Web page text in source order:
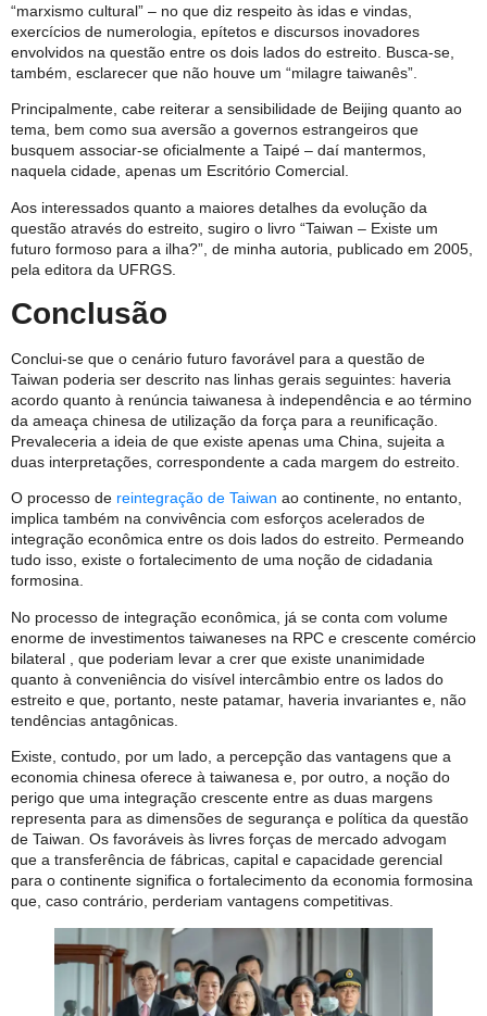
“marxismo cultural” – no que diz respeito às idas e vindas,
exercícios de numerologia, epítetos e discursos inovadores
envolvidos na questão entre os dois lados do estreito. Busca-se,
também, esclarecer que não houve um “milagre taiwanês”.
Principalmente, cabe reiterar a sensibilidade de Beijing quanto ao
tema, bem como sua aversão a governos estrangeiros que
busquem associar-se oficialmente a Taipé – daí mantermos,
naquela cidade, apenas um Escritório Comercial.
Aos interessados quanto a maiores detalhes da evolução da
questão através do estreito, sugiro o livro “Taiwan – Existe um
futuro formoso para a ilha?”, de minha autoria, publicado em 2005,
pela editora da UFRGS.
Conclusão
Conclui-se que o cenário futuro favorável para a questão de
Taiwan poderia ser descrito nas linhas gerais seguintes: haveria
acordo quanto à renúncia taiwanesa à independência e ao término
da ameaça chinesa de utilização da força para a reunificação.
Prevaleceria a ideia de que existe apenas uma China, sujeita a
duas interpretações, correspondente a cada margem do estreito.
O processo de reintegração de Taiwan ao continente, no entanto,
implica também na convivência com esforços acelerados de
integração econômica entre os dois lados do estreito. Permeando
tudo isso, existe o fortalecimento de uma noção de cidadania
formosina.
No processo de integração econômica, já se conta com volume
enorme de investimentos taiwaneses na RPC e crescente comércio
bilateral , que poderiam levar a crer que existe unanimidade
quanto à conveniência do visível intercâmbio entre os lados do
estreito e que, portanto, neste patamar, haveria invariantes e, não
tendências antagônicas.
Existe, contudo, por um lado, a percepção das vantagens que a
economia chinesa oferece à taiwanesa e, por outro, a noção do
perigo que uma integração crescente entre as duas margens
representa para as dimensões de segurança e política da questão
de Taiwan. Os favoráveis às livres forças de mercado advogam
que a transferência de fábricas, capital e capacidade gerencial
para o continente significa o fortalecimento da economia formosina
que, caso contrário, perderiam vantagens competitivas.